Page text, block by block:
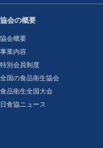
協会の概要
協会概要
事業内容
特別会員制度
全国の食品衛生協会
食品衛生全国大会
日食協ニュース